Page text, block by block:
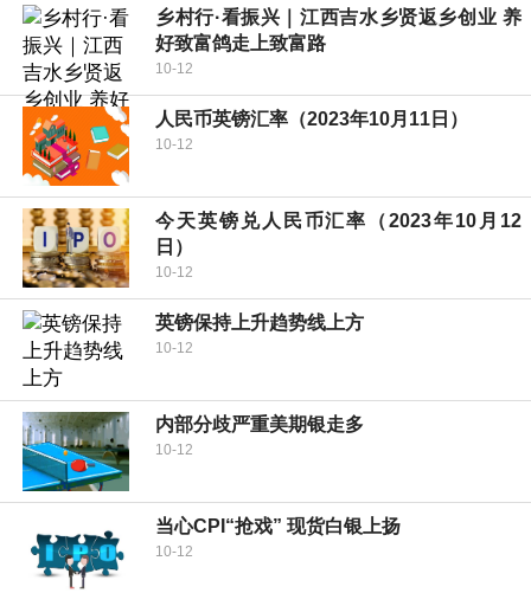
乡村行·看振兴｜江西吉水乡贤返乡创业 养
好致富鸽走上致富路
10-12
人民币英镑汇率（2023年10月11日）
10-12
今天英镑兑人民币汇率（2023年10月12
日）
10-12
英镑保持上升趋势线上方
10-12
内部分歧严重美期银走多
10-12
当心CPI“抢戏” 现货白银上扬
10-12